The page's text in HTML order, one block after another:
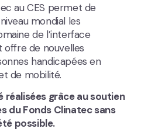
au CES permet de
mondial les
de l’interface
de nouvelles
handicapées en
de mobilité.
réalisées grâce au soutien
du Fonds Clinatec sans
possible.